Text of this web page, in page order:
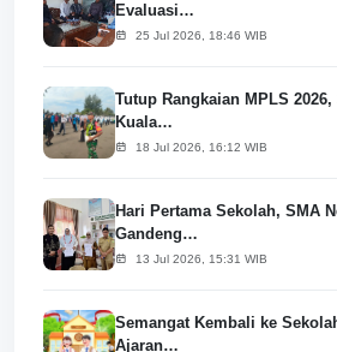
Evaluasi…
25 Jul 2026, 18:46 WIB
Tutup Rangkaian MPLS
Kuala…
18 Jul 2026, 16:12 WIB
Hari Pertama Sekolah, SMA
Gandeng…
13 Jul 2026, 15:31 WIB
Semangat Kembali ke
Ajaran…